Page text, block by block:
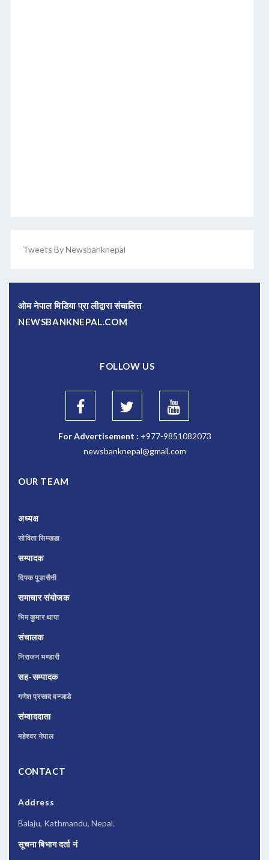
Tweets By Newsbanknepal
ओम नेपाल मिडिया प्रा लीद्वारा संचालित
NEWSBANKNEPAL.COM
FOLLOW US
For Advertisement : +977-9851082073
newsbanknepal@gmail.com
OUR TEAM
अध्यक्ष
सोविता सिम्खडा
सम्पादक
दिपक पुडासैनी
समाचार संयोजक
भिम कुमार थापा
संचालक
निराजन भण्डारी
सह-सम्पादक
गणेश प्रसाद वन्जाडे
संम्वाददाता
महेश्वर नेपाल
CONTACT
Address
Balaju, Kathmandu, Nepal.
सूचना बिभाग दर्ता नं